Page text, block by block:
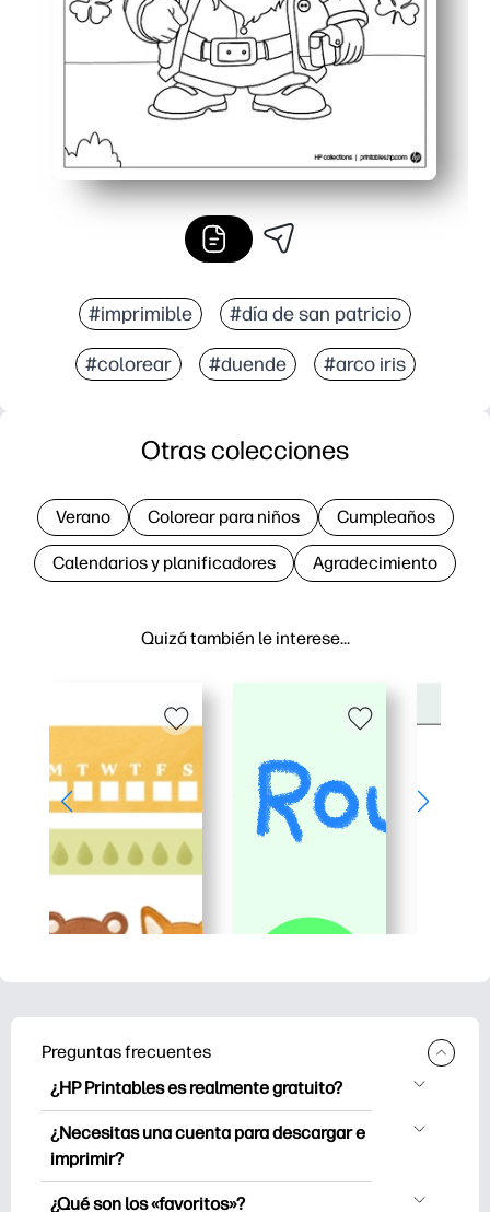
#imprimible #día de san patricio
#colorear #duende #arco iris
Quizá también le interese…
Otras colecciones
Verano Colorear para niños Cumpleaños
Calendarios y planificadores Agradecimiento
Preguntas frecuentes
¿HP Printables es realmente gratuito?
HP Printables ofrece más de 2500
imprimibles gratuitos para descargar e
imprimir. Explore páginas para colorear
populares, divertidas hojas de trabajo de
¿Necesitas una cuenta para descargar e
imprimir?
Puede explorar e imprimir sin crear una
¿Qué son los «favoritos»?